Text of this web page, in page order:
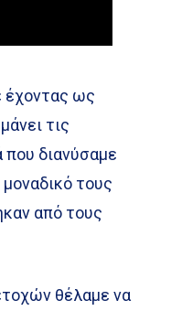
έχοντας ως
τις
που διανύσαμε
τους
από τους
θέλαμε να